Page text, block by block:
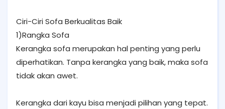
Ciri-Ciri Sofa Berkualitas Baik
1)Rangka Sofa
Kerangka sofa merupakan hal penting yang perlu
diperhatikan. Tanpa kerangka yang baik, maka sofa
tidak akan awet.
Kerangka dari kayu bisa menjadi pilihan yang tepat.